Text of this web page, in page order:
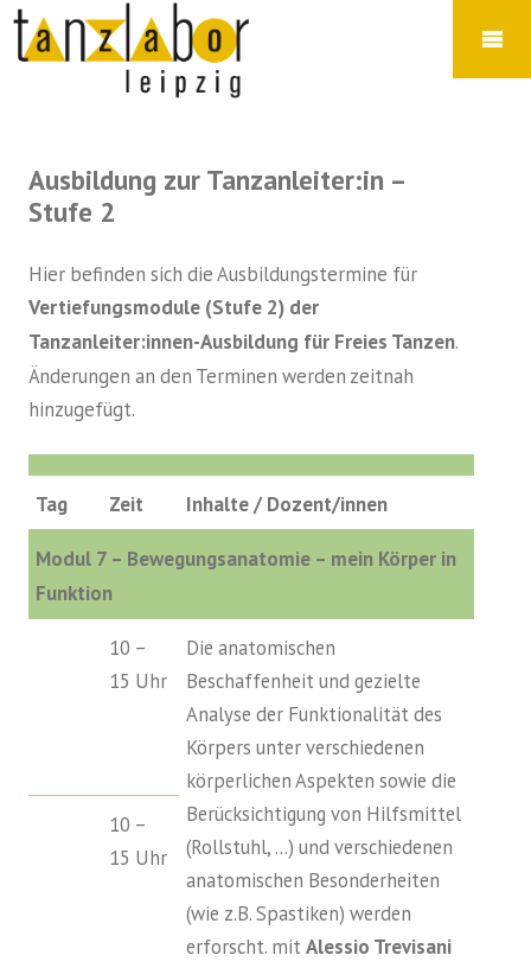
Ausbildung zur Tanzanleiter:in –
Stufe 2
Hier befinden sich die Ausbildungstermine für
Vertiefungsmodule (Stufe 2) der
Tanzanleiter:innen-Ausbildung für Freies Tanzen.
Änderungen an den Terminen werden zeitnah
hinzugefügt.
Tag Zeit Inhalte / Dozent/innen
Modul 7 – Bewegungsanatomie – mein Körper in
Funktion
10 –
15 Uhr
Die anatomischen
Beschaffenheit und gezielte
Analyse der Funktionalität des
Körpers unter verschiedenen
körperlichen Aspekten sowie die
Berücksichtigung von Hilfsmittel
(Rollstuhl, …) und verschiedenen
anatomischen Besonderheiten
(wie z.B. Spastiken) werden
erforscht. mitAlessio Trevisani
10 –
15 Uhr